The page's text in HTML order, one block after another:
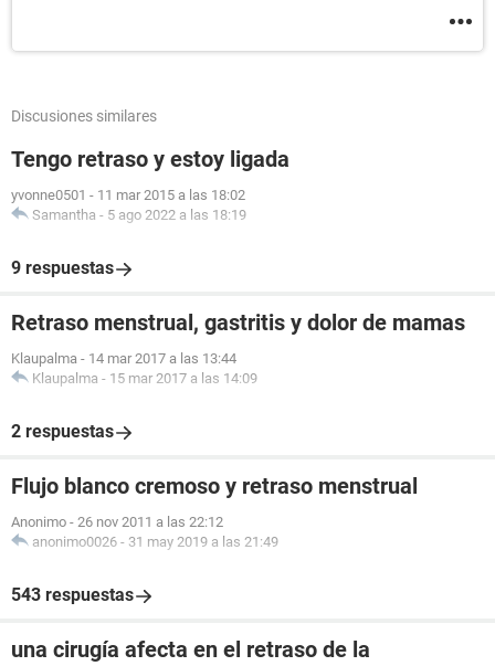
Discusiones similares
Tengo retraso y estoy ligada
yvonne0501 - 11 mar 2015 a las 18:02
Samantha - 5 ago 2022 a las 18:19
9 respuestas
Retraso menstrual, gastritis y dolor de mamas
Klaupalma - 14 mar 2017 a las 13:44
Klaupalma - 15 mar 2017 a las 14:09
2 respuestas
Flujo blanco cremoso y retraso menstrual
Anonimo - 26 nov 2011 a las 22:12
anonimo0026 - 31 may 2019 a las 21:49
543 respuestas
una cirugía afecta en el retraso de la